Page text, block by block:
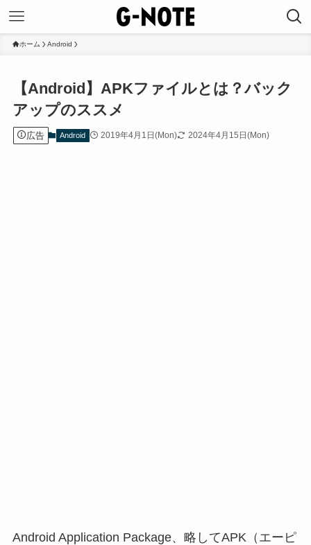
ホーム Android
【Android】APKファイルとは？バック
アップのススメ
広告 Android 2019年4月1日(Mon) 2024年4月15日(Mon)
Android Application Package、略してAPK（エーピ